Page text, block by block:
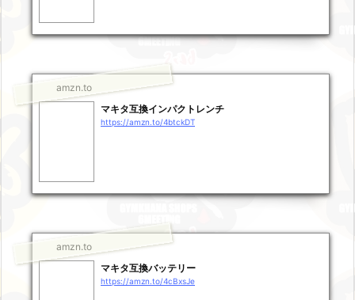
amzn.to
マキタ互換インパクトレンチ
https://amzn.to/4btckDT
amzn.to
マキタ互換バッテリー
https://amzn.to/4cBxsJe